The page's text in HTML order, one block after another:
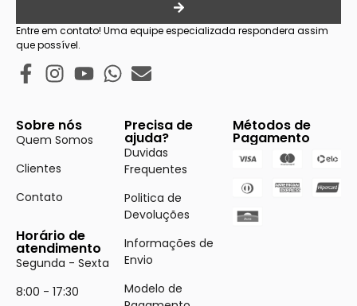
Entre em contato! Uma equipe especializada respondera assim
que possível.
Sobre nós
Quem Somos
Clientes
Contato
Horário de
atendimento
Segunda - Sexta
8:00 - 17:30
Precisa de
ajuda?
Duvidas
Frequentes
Politica de
Devoluções
Informações de
Envio
Modelo de
Métodos de
Pagamento